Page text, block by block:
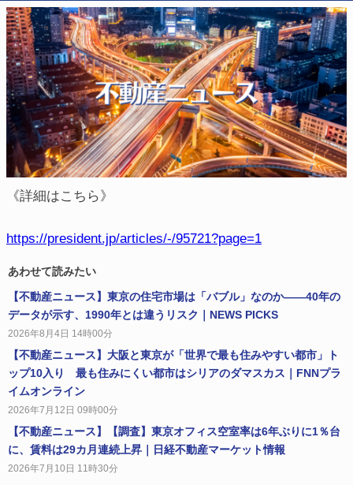
《詳細はこちら》
https://president.jp/articles/-/95721?page=1
あわせて読みたい
【不動産ニュース】東京の住宅市場は「バブル」なのか——40年の
データが示す、1990年とは違うリスク｜NEWS PICKS
2026年8月4日 14時00分
【不動産ニュース】大阪と東京が「世界で最も住みやすい都市」ト
ップ10入り 最も住みにくい都市はシリアのダマスカス｜FNNプラ
イムオンライン
2026年7月12日 09時00分
【不動産ニュース】【調査】東京オフィス空室率は6年ぶりに1％台
に、賃料は29カ月連続上昇｜日経不動産マーケット情報
2026年7月10日 11時30分